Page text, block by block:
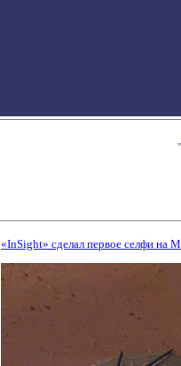
«InSight» сделал первое селфи на